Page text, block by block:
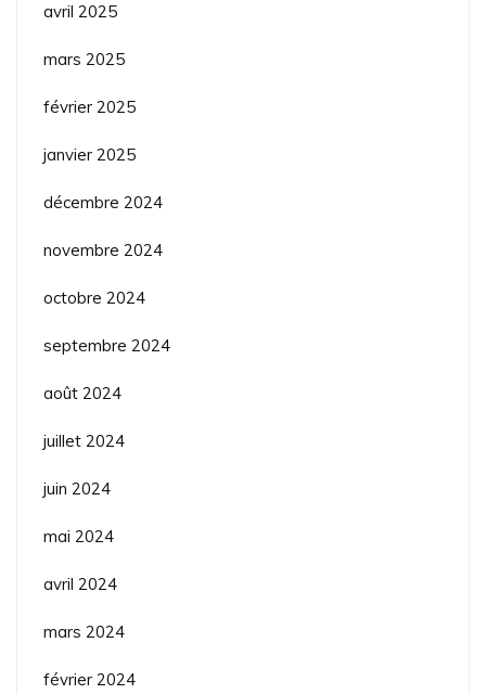
avril 2025
mars 2025
février 2025
janvier 2025
décembre 2024
novembre 2024
octobre 2024
septembre 2024
août 2024
juillet 2024
juin 2024
mai 2024
avril 2024
mars 2024
février 2024